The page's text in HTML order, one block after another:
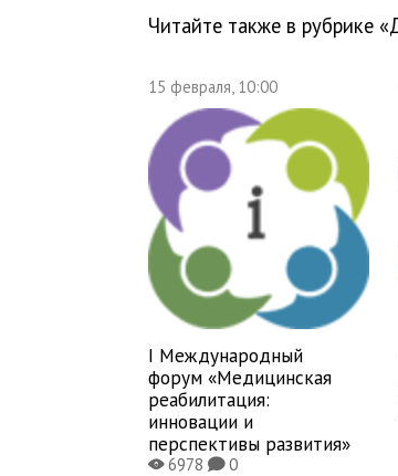
Читайте также в рубрике «
15 февраля, 10:00
I Международный
форум «Медицинская
реабилитация:
инновации и
перспективы развития»
X6978K0